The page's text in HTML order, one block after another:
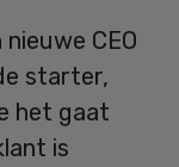
CEO
starter,
het gaat
is